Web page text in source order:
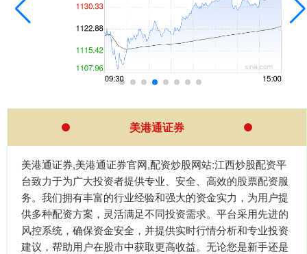
美港通证券
美港通证券,美港通证券官网,配资炒股网站:江西炒股配资平
台致力于为广大投资者提供专业、安全、高效的股票配资服
务。我们拥有丰富的行业经验和强大的资金实力，为用户提
供多种配资方案，灵活满足不同投资需求。平台采用先进的
风控系统，确保资金安全，并提供实时行情分析和专业投资
建议，帮助用户在股市中获取更高收益。无论您是新手还是